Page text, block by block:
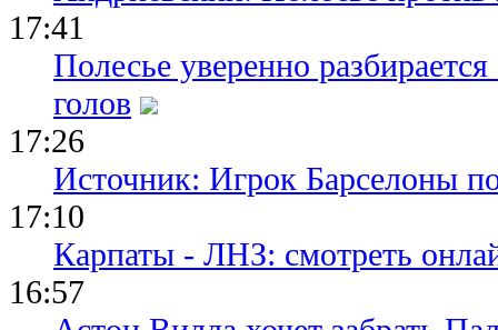
17:41
Полесье уверенно
голов
17:26
Источник: Игрок Барселоны
17:10
Карпаты - ЛНЗ: смотреть
16:57